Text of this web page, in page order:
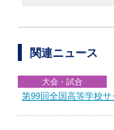
関連ニュース
大会・試合
第99回全国高等学校